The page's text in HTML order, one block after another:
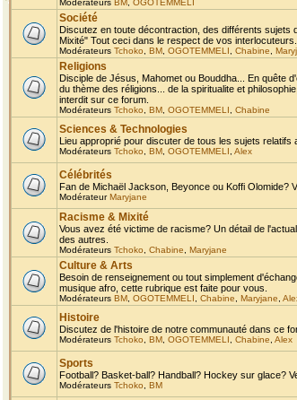
Modérateurs BM OGOTEMMELI
Société
Discutez en toute décontraction, des différents
Mixité" Tout ceci dans le respect de vos
Modérateurs Tchoko BM OGOTEMMELI Chabine
Religions
Disciple de Jésus, Mahomet ou Bouddha... En quête
du thème des réligions... de la spiritualite et
interdit sur ce forum.
Modérateurs Tchoko BM OGOTEMMELI Chabine
Sciences & Technologies
Lieu approprié pour discuter de tous les sujets
Modérateurs Tchoko BM OGOTEMMELI Alex
Célébrités
Fan de Michaël Jackson, Beyonce ou Koffi
ModérateurMaryjane
Racisme & Mixité
Vous avez été victime de racisme? Un détail de
des autres.
Modérateurs Tchoko Chabine Maryjane
Culture & Arts
Besoin de renseignement ou tout simplement
musique afro, cette rubrique est faite pour vous.
Modérateurs BM OGOTEMMELI Chabine Maryjane
Histoire
Discutez de l'histoire de notre communauté dans ce
Modérateurs Tchoko BM OGOTEMMELI Chabine Alex
Sports
Football? Basket-ball? Handball? Hockey sur glace?
Modérateurs Tchoko BM